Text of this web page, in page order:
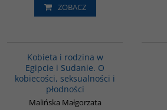
ZOBACZ
Kobieta i rodzina w
Egipcie i Sudanie. O
kobiecości, seksualności i
płodności
Malińska Małgorzata